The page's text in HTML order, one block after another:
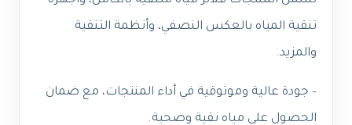
تنقية المياه بالعكس النصفي، وأنظمة التنقية
والمزيد.
– جودة عالية وموثوقية في أداء المنتجات، مع ضمان
الحصول على مياه نقية وصحية.